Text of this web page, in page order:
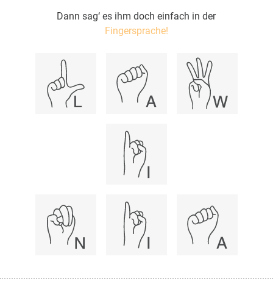
Dann sag‘ es ihm doch einfach in der
Fingersprache!